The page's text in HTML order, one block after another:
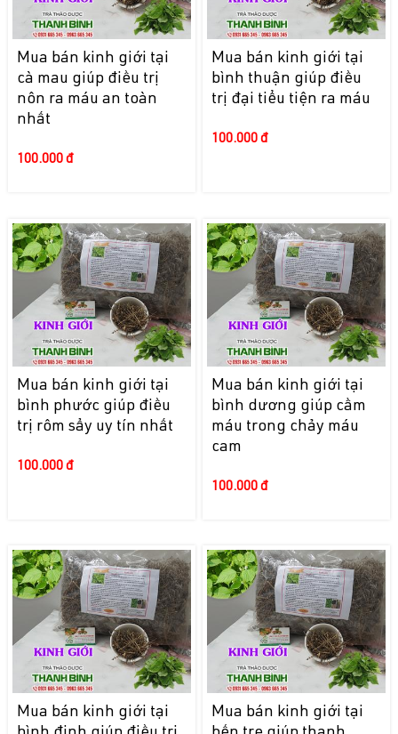
Mua bán kinh giới tại
cà mau giúp điều trị
nôn ra máu an toàn
nhất
100.000 đ
Mua bán kinh giới tại
bình thuận giúp điều
trị đại tiểu tiện ra máu
100.000 đ
Mua bán kinh giới tại
bình phước giúp điều
trị rôm sẩy uy tín nhất
100.000 đ
Mua bán kinh giới tại
bình dương giúp cầm
máu trong chảy máu
cam
100.000 đ
Mua bán kinh giới tại
Mua bán kinh giới tại